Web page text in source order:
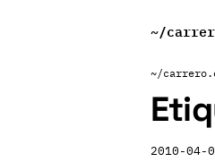
~/
~/
2010-04-